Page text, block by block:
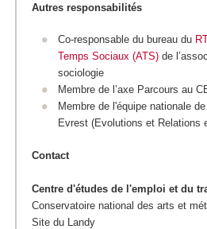
Autres responsabilités
Co-responsable du bureau du
Temps Sociaux (ATS)de
sociologie
Membre de l’axe Parcours au
Membre de l'équipe nationale
Evrest (Evolutions et Relations
Contact
Centre d'études de l'emploi et du
Conservatoire national des arts et
Site du Landy